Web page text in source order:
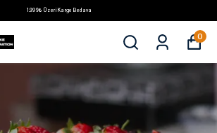
1.999₺ Üzeri Kargo Bedava
0